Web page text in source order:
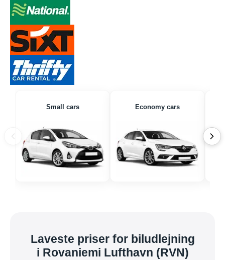
Small cars Economy cars
Laveste priser for biludlejning
i Rovaniemi Lufthavn (RVN)